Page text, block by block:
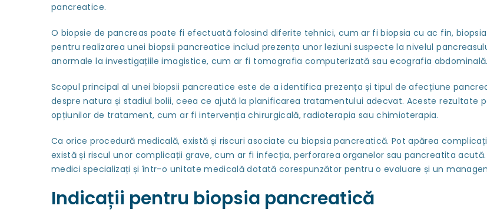
pancreatice.
O biopsie de pancreas poate fi efectuată folosind diferite tehnici, cum ar fi biopsia cu ac fin,
pentru realizarea unei biopsii pancreatice includ prezența unor leziuni suspecte la nivelul
anormale la investigațiile imagistice, cum ar fi tomografia computerizată sau ecografia abdominală.
Scopul principal al unei biopsii pancreatice este de a identifica prezența și tipul de afecțiune
despre natura și stadiul bolii, ceea ce ajută la planificarea tratamentului adecvat. Aceste rezultate
opțiunilor de tratament, cum ar fi intervenția chirurgicală, radioterapia sau chimioterapia.
Ca orice procedură medicală, există și riscuri asociate cu biopsia pancreatică. Pot apărea
există și riscul unor complicații grave, cum ar fi infecția, perforarea organelor sau pancreatita
medici specializați și într-o unitate medicală dotată corespunzător pentru o evaluare și un
Indicații pentru biopsia pancreatică